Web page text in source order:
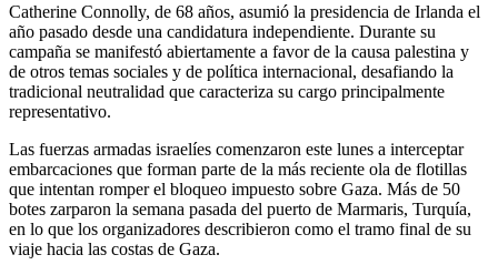
Catherine Connolly, de 68 años, asumió la presidencia de Irlanda el
año pasado desde una candidatura independiente. Durante su
campaña se manifestó abiertamente a favor de la causa palestina y
de otros temas sociales y de política internacional, desafiando la
tradicional neutralidad que caracteriza su cargo principalmente
representativo.
Las fuerzas armadas israelíes comenzaron este lunes a interceptar
embarcaciones que forman parte de la más reciente ola de flotillas
que intentan romper el bloqueo impuesto sobre Gaza. Más de 50
botes zarparon la semana pasada del puerto de Marmaris, Turquía,
en lo que los organizadores describieron como el tramo final de su
viaje hacia las costas de Gaza.